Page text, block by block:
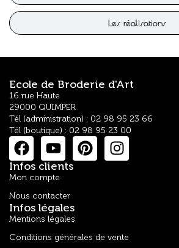
Les réalisations
Ecole de Broderie d'Art
16 rue Haute
29000 QUIMPER
Tél (administration) : 02 98 95 23 66
Tél (boutique) : 02 98 95 23 00
Infos clients
Mon compte
Nous contacter
Infos légales
Mentions légales
Conditions générales de vente